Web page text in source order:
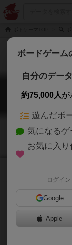
ト
トイレは綺
ゲームマーケット
ボードゲーム
自分のデー
約75,000人が
遊んだボ
気になる
お気に入
ログイン
Google
Apple